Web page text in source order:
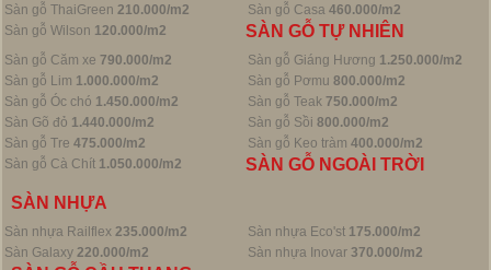
Sàn gỗ ThaiGreen 210.000/m2 Sàn gỗ Casa 460.000/m2
Sàn gỗ Wilson 120.000/m2 SÀN GỖ TỰ NHIÊN
Sàn gỗ Căm xe 790.000/m2 Sàn gỗ Giáng Hương 1.250.000/m2
Sàn gỗ Lim 1.000.000/m2 Sàn gỗ Pơmu 800.000/m2
Sàn gỗ Óc chó 1.450.000/m2 Sàn gỗ Teak 750.000/m2
Sàn Gõ đỏ 1.440.000/m2 Sàn gỗ Sồi 800.000/m2
Sàn gỗ Tre 475.000/m2 Sàn gỗ Keo tràm 400.000/m2
Sàn gỗ Cà Chít 1.050.000/m2 SÀN GỖ NGOÀI TRỜI
SÀN NHỰA
Sàn nhựa Railflex 235.000/m2 Sàn nhựa Eco'st 175.000/m2
Sàn Galaxy 220.000/m2 Sàn nhựa Inovar 370.000/m2